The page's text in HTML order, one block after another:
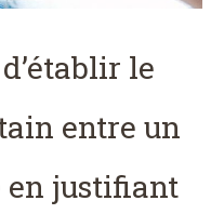
le
entre un
en justifiant